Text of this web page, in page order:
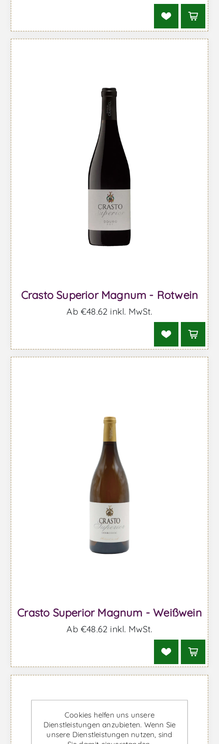
Crasto Superior Magnum - Rotwein
Ab €48,62 inkl. MwSt.
Crasto Superior Magnum - Weißwein
Ab €48,62 inkl. MwSt.
Cookies helfen uns unsere
Dienstleistungen anzubieten. Wenn Sie
unsere Dienstleistungen nutzen, sind